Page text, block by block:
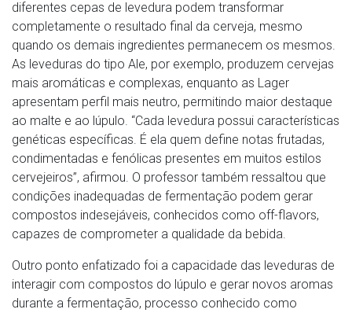
diferentes cepas de levedura podem transformar
completamente o resultado final da cerveja, mesmo
quando os demais ingredientes permanecem os mesmos.
As leveduras do tipo Ale, por exemplo, produzem cervejas
mais aromáticas e complexas, enquanto as Lager
apresentam perfil mais neutro, permitindo maior destaque
ao malte e ao lúpulo. “Cada levedura possui características
genéticas específicas. É ela quem define notas frutadas,
condimentadas e fenólicas presentes em muitos estilos
cervejeiros”, afirmou. O professor também ressaltou que
condições inadequadas de fermentação podem gerar
compostos indesejáveis, conhecidos como off-flavors,
capazes de comprometer a qualidade da bebida.
Outro ponto enfatizado foi a capacidade das leveduras de
interagir com compostos do lúpulo e gerar novos aromas
durante a fermentação, processo conhecido como